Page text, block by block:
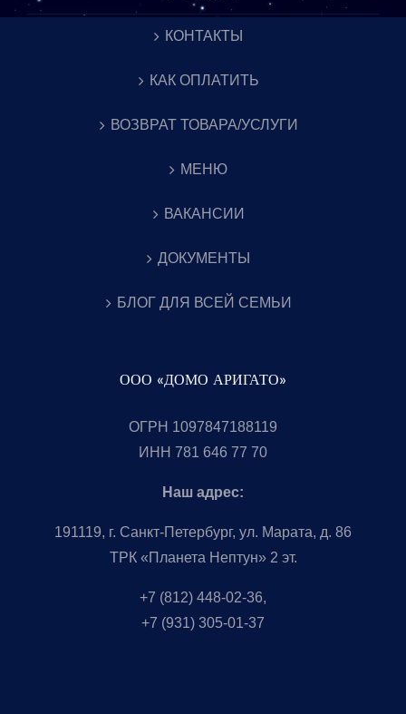
КОНТАКТЫ
КАК ОПЛАТИТЬ
ВОЗВРАТ ТОВАРА/УСЛУГИ
МЕНЮ
ВАКАНСИИ
ДОКУМЕНТЫ
БЛОГ ДЛЯ ВСЕЙ СЕМЬИ
ООО «ДОМО АРИГАТО»
ОГРН 1097847188119
ИНН 781 646 77 70
Наш адрес:
191119, г. Санкт-Петербург, ул. Марата, д. 86
ТРК «Планета Нептун» 2 эт.
+7 (812) 448-02-36,
+7 (931) 305-01-37